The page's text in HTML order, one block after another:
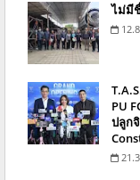
ไม่มี
PU
ปลูก